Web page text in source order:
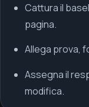
Cattura il
pagina.
Allega prova,
Assegna il
modifica.